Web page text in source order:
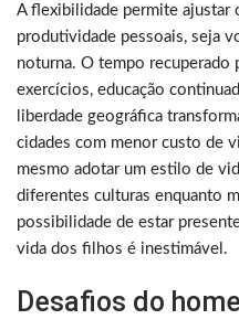
A flexibilidade permite ajustar
produtividade pessoais, seja
noturna. O tempo recuperado
exercícios, educação
liberdade geográfica
cidades com menor custo de
mesmo adotar um estilo de
diferentes culturas enquanto
possibilidade de estar
vida dos filhos é inestimável.
Desafios do